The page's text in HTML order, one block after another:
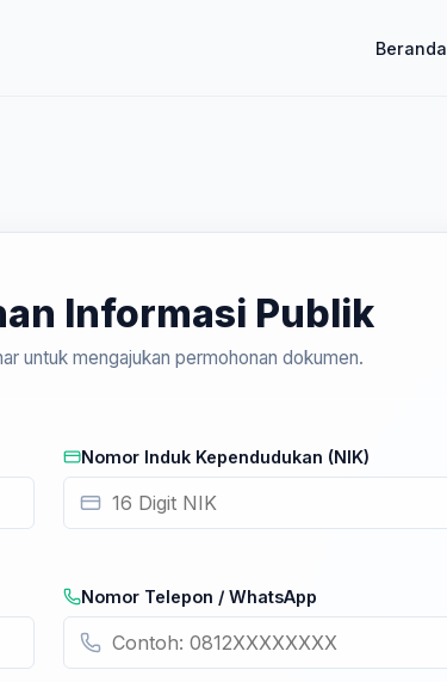
Beranda
Informasi Publik
untuk mengajukan permohonan dokumen.
Nomor Induk Kependudukan (NIK)
Nomor Telepon / WhatsApp